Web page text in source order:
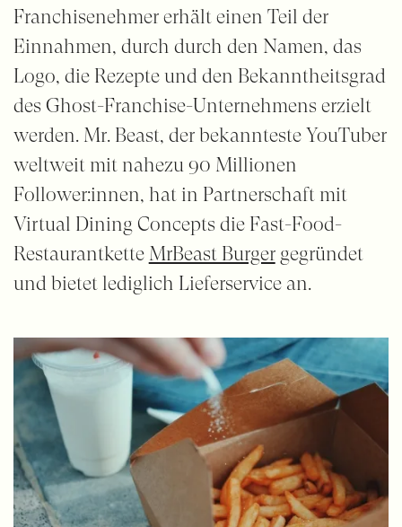
Franchisenehmer erhält einen Teil der
Einnahmen, durch durch den Namen, das
Logo, die Rezepte und den Bekanntheitsgrad
des Ghost-Franchise-Unternehmens erzielt
werden. Mr. Beast, der bekannteste YouTuber
weltweit mit nahezu 90 Millionen
Follower:innen, hat in Partnerschaft mit
Virtual Dining Concepts die Fast-Food-
Restaurantkette MrBeast Burgergegründet
und bietet lediglich Lieferservice an.